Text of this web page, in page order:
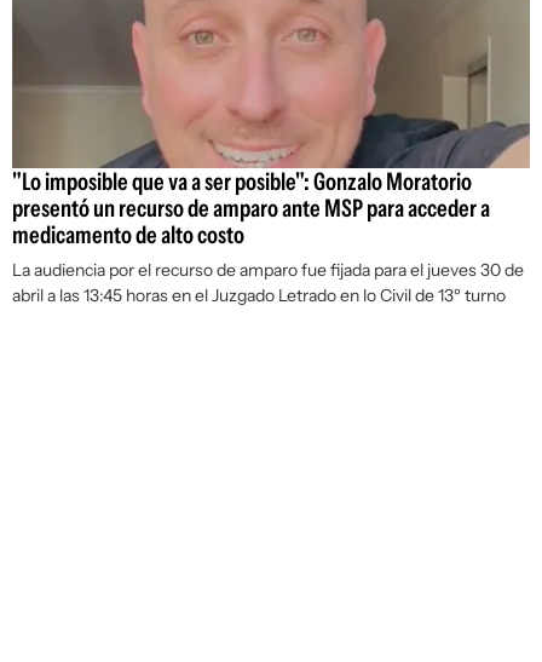
"Lo imposible que va a ser posible": Gonzalo Moratorio
presentó un recurso de amparo ante MSP para acceder a
medicamento de alto costo
La audiencia por el recurso de amparo fue fijada para el jueves 30 de
abril a las 13:45 horas en el Juzgado Letrado en lo Civil de 13º turno